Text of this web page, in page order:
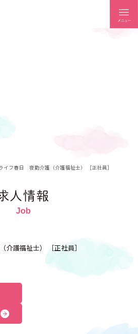
イフ春日 夜勤介護（介護福祉士） ［正社員］
人情報
護福祉士） ［正社員］